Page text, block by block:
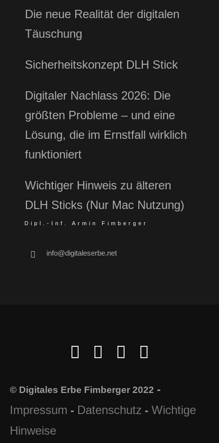
Die neue Realität der digitalen
Täuschung
Sicherheitskonzept DLH Stick
Digitaler Nachlass 2026: Die
größten Probleme – und eine
Lösung, die im Ernstfall wirklich
funktioniert
Wichtiger Hinweis zu älteren
DLH Sticks (Nur Mac Nutzung)
Dipl.-Inf. Armin Fimberger
info@digitaleserbe.net
© Digitales Erbe Fimberger 2022 -
Impressum - Datenschutz - Wichtige
Hinweise